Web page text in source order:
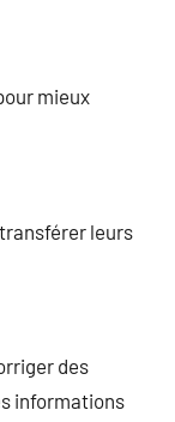
mieux
leurs
des
informations